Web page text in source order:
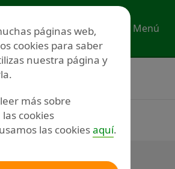
Menú
páginas web,
cookies para saber
nuestra página y
más sobre
cookies
las cookiesaquí.